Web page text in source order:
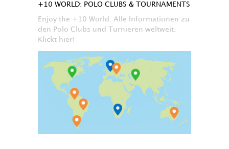
+10 WORLD: POLO CLUBS & TOURNAMENTS
Enjoy the +10 World. Alle Informationen zu
den Polo Clubs und Turnieren weltweit.
Klickt hier!